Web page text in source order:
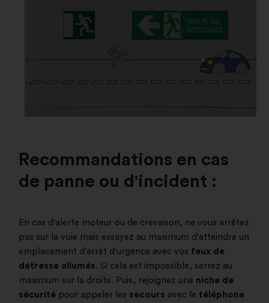
Recommandations en cas
de panne ou d'incident :
En cas d'alerte moteur ou de crevaison, ne vous arrêtez
pas sur la voie mais essayez au maximum d'atteindre un
emplacement d'arrêt d'urgence avec vos feux de
détresse allumés. Si cela est impossible, serrez au
maximum sur la droite. Puis, rejoignez une niche de
sécurité pour appeler les secours avec le téléphone